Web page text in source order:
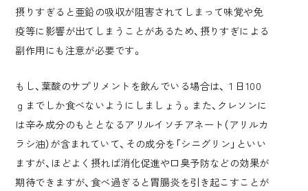
摂りすぎると亜鉛の吸収が阻害されてしまって味覚や免
疫等に影響が出てしまうことがあるため、摂りすぎによる
副作用にも注意が必要です。
もし、葉酸のサプリメントを飲んでいる場合は、１日100
ｇまでしか食べないようにしましょう。また、クレソンに
は辛み成分のもととなるアリルイソチアネート（アリルカ
ラシ油）が含まれていて、その成分を「シニグリン」といい
ますが、ほどよく摂れば消化促進や口臭予防などの効果が
期待できますが、食べ過ぎると胃腸炎を引き起こすことが